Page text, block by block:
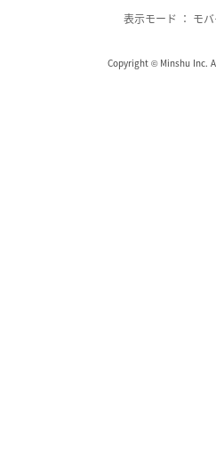
表示モード モ
Copyright © Minshu Inc.